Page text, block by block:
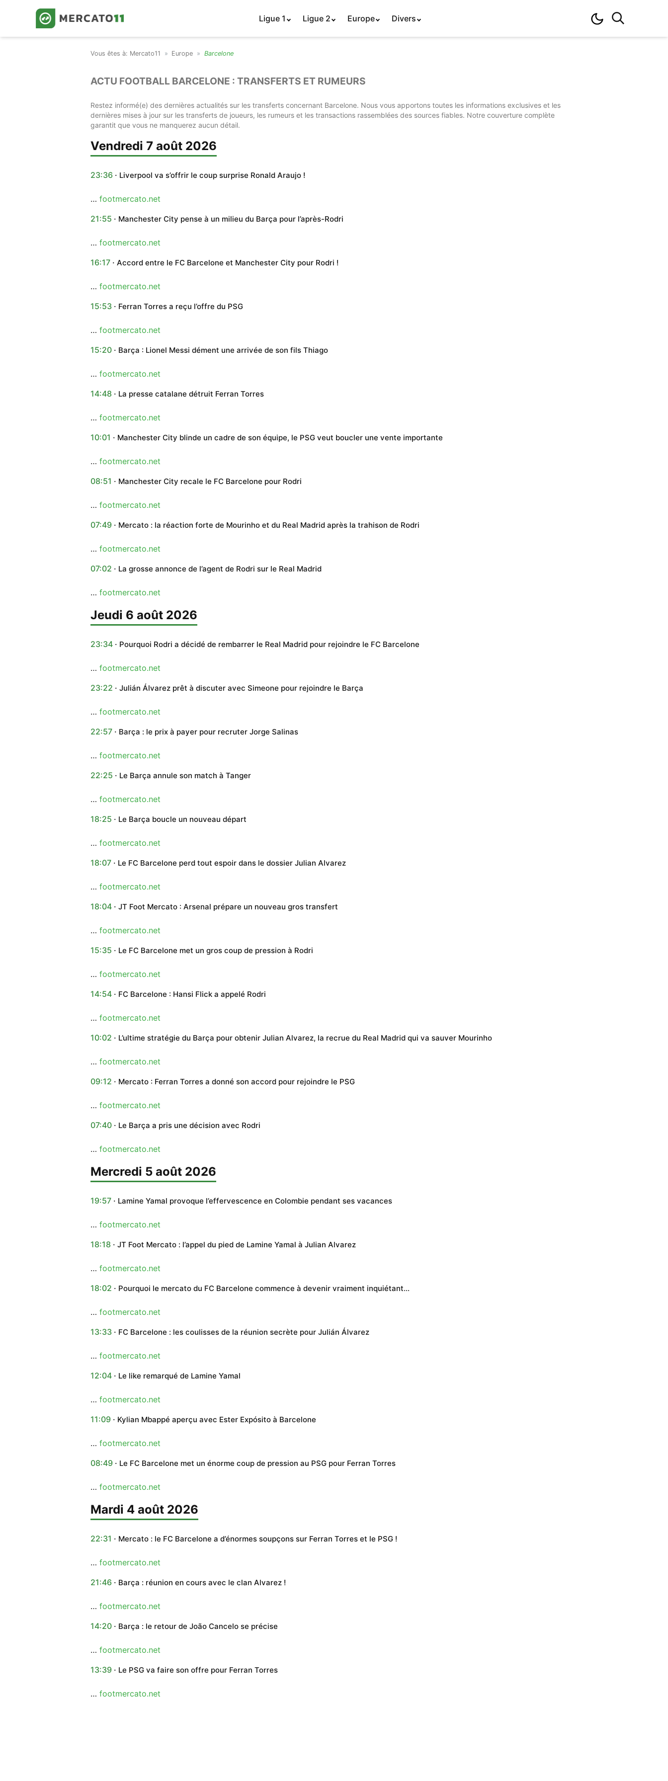
Ligue 1 Ligue 2 Europe Divers
Mercato11 Europe Barcelone
ACTU FOOTBALL BARCELONE : TRANSFERTS ET RUMEURS
Restez informé(e) des dernières actualités sur les transferts concernant Barcelone. Nous vous apportons toutes les informations exclusives et les
dernières mises à jour sur les transferts de joueurs, les rumeurs et les transactions rassemblées des sources fiables. Notre couverture complète
garantit que vous ne manquerez aucun détail.
vendredi 7 août 2026
23:36 Liverpool va s’offrir le coup surprise Ronald Araujo !
… footmercato.net
21:55
Manchester City pense à un milieu du Barça pour l’après-Rodri
… footmercato.net
16:17
Accord entre le FC Barcelone et Manchester City pour Rodri !
… footmercato.net
15:53
Ferran Torres a reçu l’offre du PSG
… footmercato.net
15:20
Barça : Lionel Messi dément une arrivée de son fils Thiago
… footmercato.net
14:48
La presse catalane détruit Ferran Torres
… footmercato.net
10:01
Manchester City blinde un cadre de son équipe, le PSG veut boucler une vente importante
… footmercato.net
08:51
Manchester City recale le FC Barcelone pour Rodri
… footmercato.net
07:49
Mercato : la réaction forte de Mourinho et du Real Madrid après la trahison de Rodri
… footmercato.net
07:02
La grosse annonce de l’agent de Rodri sur le Real Madrid
… footmercato.net
jeudi 6 août 2026
23:34 Pourquoi Rodri a décidé de rembarrer le Real Madrid pour rejoindre le FC Barcelone
… footmercato.net
23:22
Julián Álvarez prêt à discuter avec Simeone pour rejoindre le Barça
… footmercato.net
22:57
Barça : le prix à payer pour recruter Jorge Salinas
… footmercato.net
22:25
Le Barça annule son match à Tanger
… footmercato.net
18:25
Le Barça boucle un nouveau départ
… footmercato.net
18:07
Le FC Barcelone perd tout espoir dans le dossier Julian Alvarez
… footmercato.net
18:04
JT Foot Mercato : Arsenal prépare un nouveau gros transfert
… footmercato.net
15:35
Le FC Barcelone met un gros coup de pression à Rodri
… footmercato.net
14:54
FC Barcelone : Hansi Flick a appelé Rodri
… footmercato.net
10:02
L’ultime stratégie du Barça pour obtenir Julian Alvarez, la recrue du Real Madrid qui va sauver Mourinho
… footmercato.net
09:12
Mercato : Ferran Torres a donné son accord pour rejoindre le PSG
… footmercato.net
07:40
Le Barça a pris une décision avec Rodri
… footmercato.net
mercredi 5 août 2026
19:57 Lamine Yamal provoque l’effervescence en Colombie pendant ses vacances
… footmercato.net
18:18
JT Foot Mercato : l’appel du pied de Lamine Yamal à Julian Alvarez
… footmercato.net
18:02
Pourquoi le mercato du FC Barcelone commence à devenir vraiment inquiétant…
… footmercato.net
13:33
FC Barcelone : les coulisses de la réunion secrète pour Julián Álvarez
… footmercato.net
12:04
Le like remarqué de Lamine Yamal
… footmercato.net
11:09
Kylian Mbappé aperçu avec Ester Expósito à Barcelone
… footmercato.net
08:49
Le FC Barcelone met un énorme coup de pression au PSG pour Ferran Torres
… footmercato.net
mardi 4 août 2026
22:31 Mercato : le FC Barcelone a d’énormes soupçons sur Ferran Torres et le PSG !
… footmercato.net
21:46
Barça : réunion en cours avec le clan Alvarez !
… footmercato.net
14:20
Barça : le retour de João Cancelo se précise
… footmercato.net
13:39
Le PSG va faire son offre pour Ferran Torres
… footmercato.net